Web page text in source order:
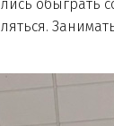
обыграть